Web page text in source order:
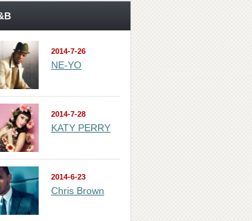
2014-7-26
NE-YO
2014-7-28
KATY PERRY
2014-6-23
Chris Brown